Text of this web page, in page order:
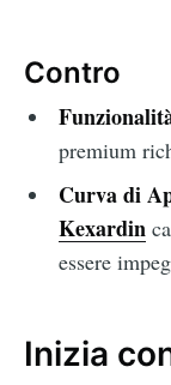
Contro
premium
Curva di
Kexardin
essere
Inizia